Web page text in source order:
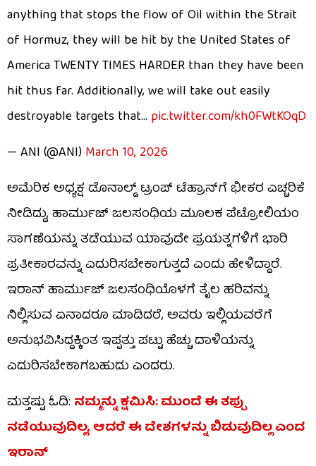
anything that stops the flow of Oil within the Strait
of Hormuz, they will be hit by the United States of
America TWENTY TIMES HARDER than they have been
hit thus far. Additionally, we will take out easily
destroyable targets that… pic.twitter.com/kh0FWtKOqD
— ANI (@ANI)March 10, 2026
ಅಮೆರಿಕ ಅಧ್ಯಕ್ಷ ಡೊನಾಲ್ಡ್ ಟ್ರಂಪ್ ಟೆಹ್ರಾನ್‌ಗೆ ಭೀಕರ ಎಚ್ಚರಿಕೆ
ನೀಡಿದ್ದು, ಹಾರ್ಮುಜ್ ಜಲಸಂಧಿಯ ಮೂಲಕ ಪೆಟ್ರೋಲಿಯಂ
ಸಾಗಣೆಯನ್ನು ತಡೆಯುವ ಯಾವುದೇ ಪ್ರಯತ್ನಗಳಿಗೆ ಭಾರಿ
ಪ್ರತೀಕಾರವನ್ನು ಎದುರಿಸಬೇಕಾಗುತ್ತದೆ ಎಂದು ಹೇಳಿದ್ದಾರೆ.
ಇರಾನ್ ಹಾರ್ಮುಜ್ ಜಲಸಂಧಿಯೊಳಗೆ ತೈಲ ಹರಿವನ್ನು
ನಿಲ್ಲಿಸುವ ಏನಾದರೂ ಮಾಡಿದರೆ, ಅವರು ಇಲ್ಲಿಯವರೆಗೆ
ಅನುಭವಿಸಿದ್ದಕ್ಕಿಂತ ಇಪ್ಪತ್ತು ಪಟ್ಟು ಹೆಚ್ಚು ದಾಳಿಯನ್ನು
ಎದುರಿಸಬೇಕಾಗಬಹುದು ಎಂದರು.
ಮತ್ತಷ್ಟು ಓದಿ: ನಮ್ಮನ್ನು ಕ್ಷಮಿಸಿ: ಮುಂದೆ ಈ ತಪ್ಪು
ನಡೆಯುವುದಿಲ್ಲ, ಆದರೆ ಈ ದೇಶಗಳನ್ನು ಬಿಡುವುದಿಲ್ಲ ಎಂದ
ಇರಾನ್